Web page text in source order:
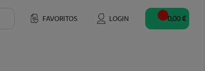
FAVORITOS LOGIN 0,00 €